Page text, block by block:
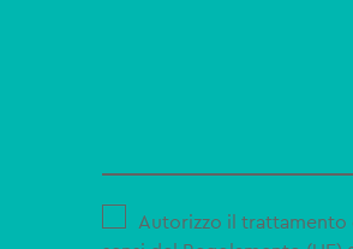
Autorizzo il trattamento